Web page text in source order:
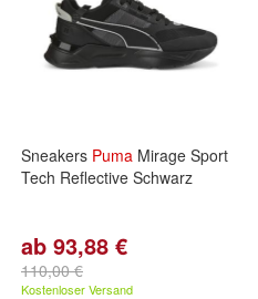
Sneakers Puma Mirage Sport
Tech Reflective Schwarz
ab 93,88 €
110,00 €
Kostenloser Versand